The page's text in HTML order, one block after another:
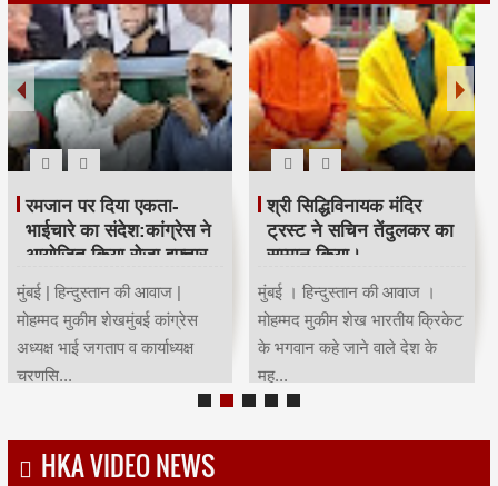
रमजान पर दिया एकता-
भाईचारे का संदेश:कांग्रेस ने
आयोजित किया रोजा इफ्तार
मुंबई | हिन्दुस्तान की आवाज |
मोहम्मद मुकीम शेखमुंबई कांग्रेस
अध्यक्ष भाई जगताप व कार्याध्यक्ष
चरणसि...
श्री सिद्धिविनायक मंदिर
ट्रस्ट ने सचिन तेंदुलकर का
सम्मान किया।
मुंबई । हिन्दुस्तान की आवाज ।
मोहम्मद मुकीम शेख भारतीय क्रिकेट
के भगवान कहे जाने वाले देश के
मह...
HKA VIDEO NEWS